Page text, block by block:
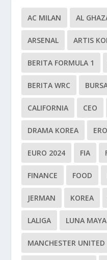
AC MILAN AL
ARSENAL ARTIS
BERITA FORMULA 1
BERITA WRC
CALIFORNIA CEO
DRAMA KOREA
EURO 2024 FIA
FINANCE FOOD
JERMAN KOREA
LALIGA LUNA MAYA
MANCHESTER UNITED